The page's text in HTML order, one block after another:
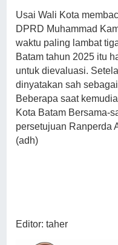
Usai Wali Kota
DPRD Muhammad
waktu paling lambat
Batam tahun 2025 itu
untuk dievaluasi.
dinyatakan sah
Beberapa saat
Kota Batam Bersama-
persetujuan Ranperda
(adh)
Editor: taher